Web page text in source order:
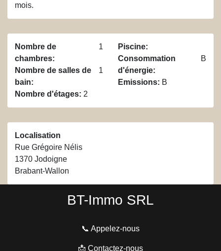
mois.
Nombre de
chambres:
1
Nombre de salles de
bain:
1
Nombre d'étages: 2
Piscine:
Consommation
d'énergie:
B
Emissions: B
Localisation
Rue Grégoire Nélis
1370 Jodoigne
Brabant-Wallon
BT-Immo SRL
📞 Appelez-nous
📩 Contactez-nous